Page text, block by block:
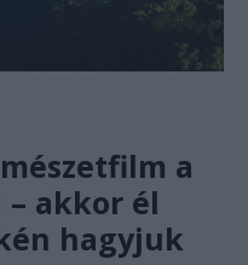
a
akkor él
hagyjuk